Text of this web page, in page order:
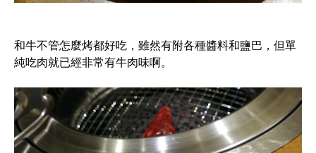
和牛不管怎麼烤都好吃，雖然有附各種醬料和鹽巴，但單
純吃肉就已經非常有牛肉味啊。